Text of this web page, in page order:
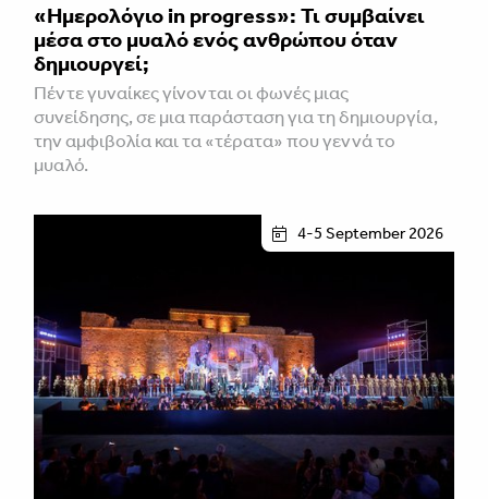
«Ημερολόγιο in progress»: Τι συμβαίνει
μέσα στο μυαλό ενός ανθρώπου όταν
δημιουργεί;
Πέντε γυναίκες γίνονται οι φωνές μιας
συνείδησης, σε μια παράσταση για τη δημιουργία,
την αμφιβολία και τα «τέρατα» που γεννά το
μυαλό.
4-5 September 2026